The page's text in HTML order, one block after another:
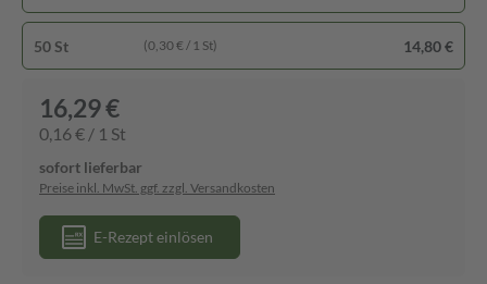
50 St (0,30 € / 1 St) 14,80 €
16,29 €
0,16 € / 1 St
sofort lieferbar
Preise inkl. MwSt. ggf. zzgl. Versandkosten
E-Rezept einlösen